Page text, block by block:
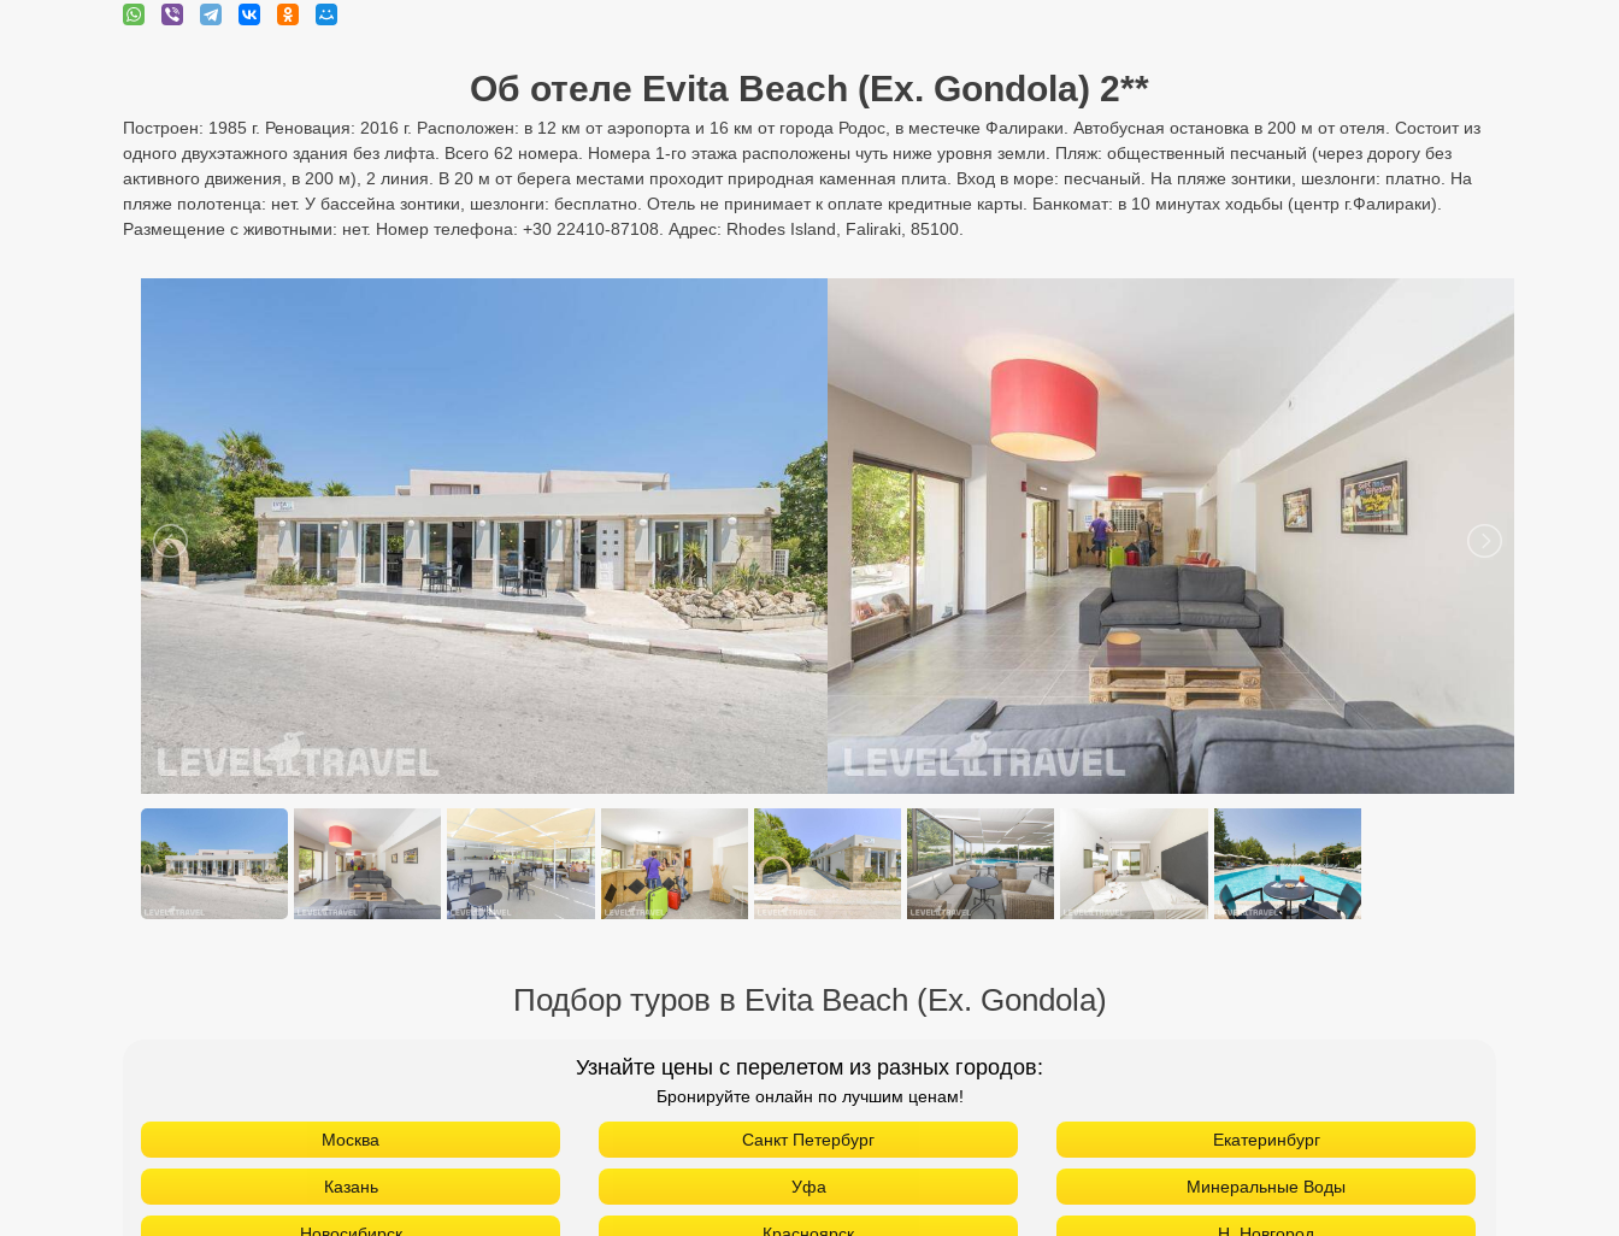
Об отеле Evita Beach (Ex. Gondola) 2**
Построен: 1985 г. Реновация: 2016 г. Расположен: в 12 км от аэропорта и 16 км от города Родос, в местечке Фалираки. Автобусная остановка в 200 м от отеля. Состоит из
одного двухэтажного здания без лифта. Всего 62 номера. Номера 1-го этажа расположены чуть ниже уровня земли. Пляж: общественный песчаный (через дорогу без
активного движения, в 200 м), 2 линия. В 20 м от берега местами проходит природная каменная плита. Вход в море: песчаный. На пляже зонтики, шезлонги: платно. На
пляже полотенца: нет. У бассейна зонтики, шезлонги: бесплатно. Отель не принимает к оплате кредитные карты. Банкомат: в 10 минутах ходьбы (центр г.Фалираки).
Размещение с животными: нет. Номер телефона: +30 22410-87108. Адрес: Rhodes Island, Faliraki, 85100.
Подбор туров в Evita Beach (Ex. Gondola)
Узнайте цены с перелетом из разных городов:
Бронируйте онлайн по лучшим ценам!
Москва Санкт Петербург Екатеринбург
Казань Уфа Минеральные Воды